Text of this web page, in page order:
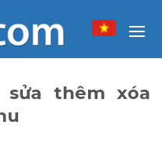
sửa thêm xóa